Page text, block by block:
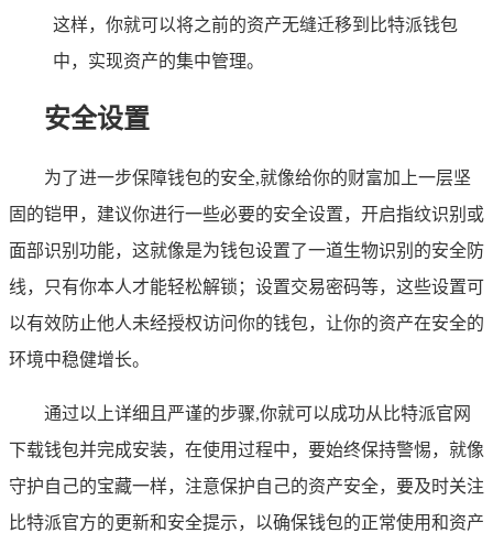
这样，你就可以将之前的资产无缝迁移到比特派钱包
中，实现资产的集中管理。
安全设置
为了进一步保障钱包的安全,就像给你的财富加上一层坚
固的铠甲，建议你进行一些必要的安全设置，开启指纹识别或
面部识别功能，这就像是为钱包设置了一道生物识别的安全防
线，只有你本人才能轻松解锁；设置交易密码等，这些设置可
以有效防止他人未经授权访问你的钱包，让你的资产在安全的
环境中稳健增长。
通过以上详细且严谨的步骤,你就可以成功从比特派官网
下载钱包并完成安装，在使用过程中，要始终保持警惕，就像
守护自己的宝藏一样，注意保护自己的资产安全，要及时关注
比特派官方的更新和安全提示，以确保钱包的正常使用和资产